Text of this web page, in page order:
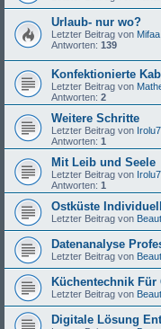
Urlaub- nur wo?
Letzter Beitrag von Mifaa
Antworten: 139
Konfektionierte
Letzter Beitrag von
Antworten: 2
Weitere Schritte
Letzter Beitrag von Irolu7
Antworten: 1
Mit Leib und Seele
Letzter Beitrag von Irolu7
Antworten: 1
Ostküste
Letzter Beitrag von
Datenanalyse
Letzter Beitrag von
Küchentechnik Für
Letzter Beitrag von
Digitale Lösung